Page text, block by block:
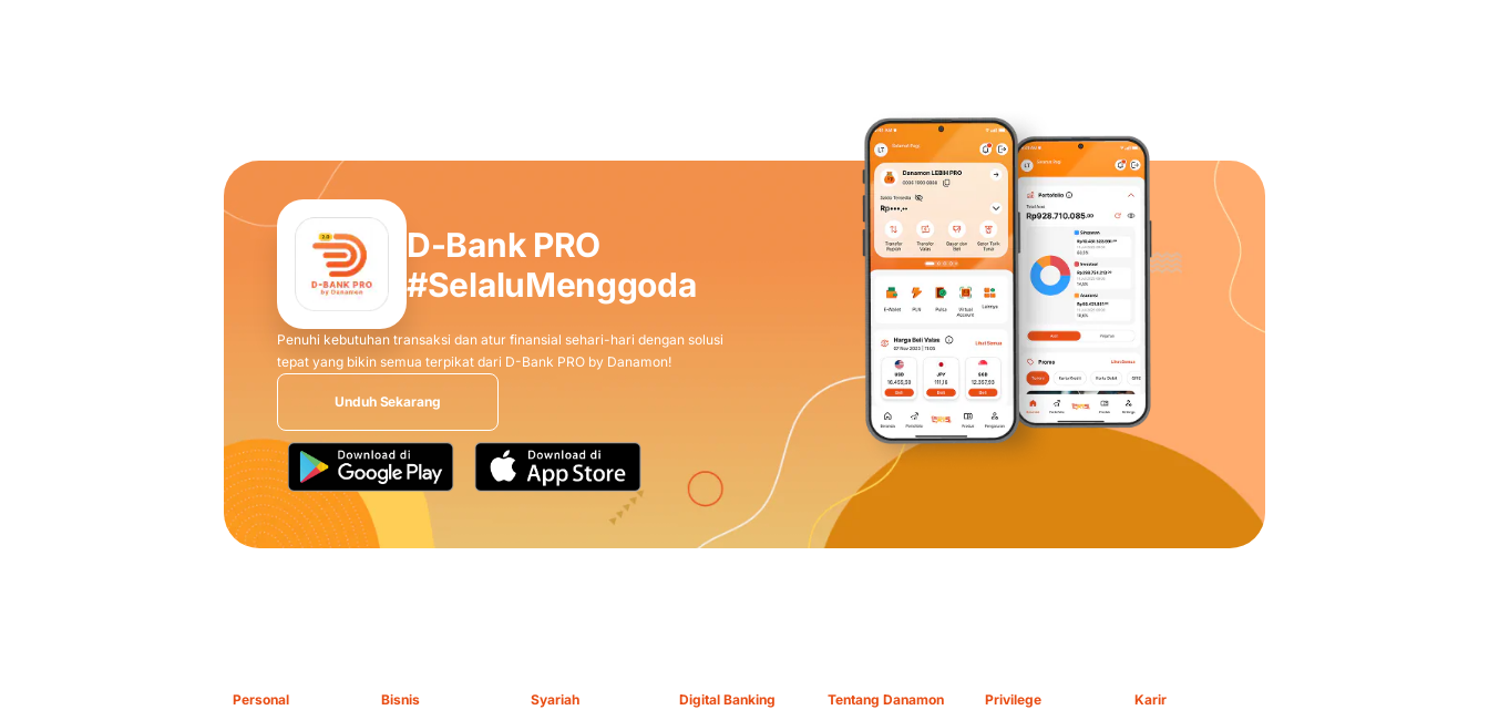
D-Bank PRO
#SelaluMenggoda
Penuhi kebutuhan transaksi dan atur finansial sehari-hari dengan solusi
tepat yang bikin semua terpikat dari D-Bank PRO by Danamon!
Unduh Sekarang
Personal Bisnis Syariah Digital Banking Tentang Danamon Privilege Karir